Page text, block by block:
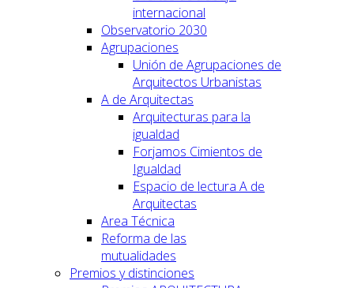
internacional
Observatorio 2030
Agrupaciones
Unión de Agrupaciones de
Arquitectos Urbanistas
A de Arquitectas
Arquitecturas para la
igualdad
Forjamos Cimientos de
Igualdad
Espacio de lectura A de
Arquitectas
Area Técnica
Reforma de las
mutualidades
Premios y distinciones